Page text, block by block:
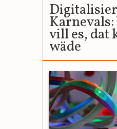
vill es, dat
wäde